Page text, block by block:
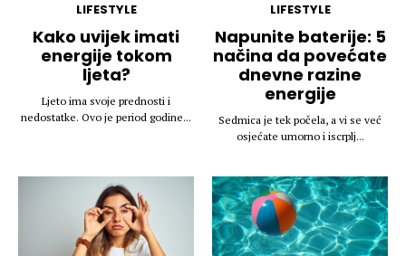
LIFESTYLE
Kako uvijek imati
energije tokom
ljeta?
Ljeto ima svoje prednosti i
nedostatke. Ovo je period godine...
LIFESTYLE
Napunite baterije: 5
načina da povećate
dnevne razine
energije
Sedmica je tek počela, a vi se već
osjećate umorno i iscrplj...